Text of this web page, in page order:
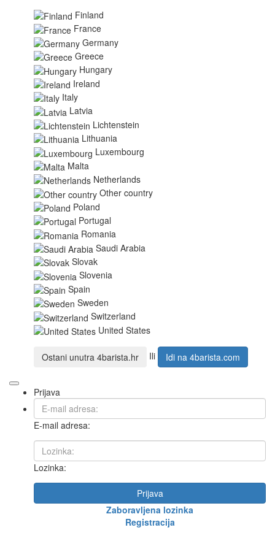
Finland
France
Germany
Greece
Hungary
Ireland
Italy
Latvia
Lichtenstein
Lithuania
Luxembourg
Malta
Netherlands
Other country
Poland
Portugal
Romania
Saudi Arabia
Slovak
Slovenia
Spain
Sweden
Switzerland
United States
Ostani unutra 4barista.hr Ili Idi na 4barista.com
Prijava
E-mail adresa:
Lozinka:
Prijava
Zaboravljena lozinka
Registracija